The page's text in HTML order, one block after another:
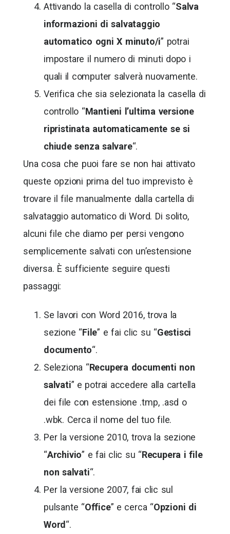
Attivando la casella di controllo “Salva
informazioni di salvataggio
automatico ogni X minuto/i” potrai
impostare il numero di minuti dopo i
quali il computer salverà nuovamente.
Verifica che sia selezionata la casella di
controllo “Mantieni l’ultima versione
ripristinata automaticamente se si
chiude senza salvare“.
Una cosa che puoi fare se non hai attivato
queste opzioni prima del tuo imprevisto è
trovare il file manualmente dalla cartella di
salvataggio automatico di Word. Di solito,
alcuni file che diamo per persi vengono
semplicemente salvati con un’estensione
diversa. È sufficiente seguire questi
passaggi:
Se lavori con Word 2016, trova la
sezione “File” e fai clic su “Gestisci
documento“.
Seleziona “Recupera documenti non
salvati” e potrai accedere alla cartella
dei file con estensione .tmp, .asd o
.wbk. Cerca il nome del tuo file.
Per la versione 2010, trova la sezione
“Archivio” e fai clic su “Recupera i file
non salvati“.
Per la versione 2007, fai clic sul
pulsante “Office” e cerca “Opzioni di
Word“.